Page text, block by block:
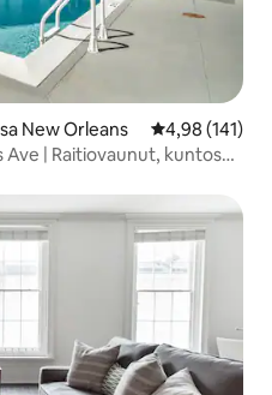
New Orleans
4,98 (141)
| Raitiovaunut, kuntosali,